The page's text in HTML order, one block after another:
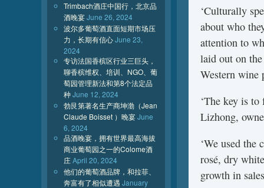
‘Culturally
about who
attention to
laid out on
Western wine
‘The key is
Lizhong,
‘We used
rosé, dry
growth in
Trimbach酒庄中国行，北京品
酒晚宴June 26, 2024
波尔多葡萄酒直面短期市场压
力，长期有信心June 23,
2024
专访法国香槟区行业三巨头，
聊香槟维权、培训、NGO、葡
萄园管理新法和第8个法定品
种June 12, 2024
勃艮第著名生产商坤渤（Jean
Claude Boisset ）晚宴June
6, 2024
品酒晚宴，拥有世界最高海拔
商业葡萄园之一的Colome酒
庄April 20, 2024
他们的葡萄酒品牌，和拉菲、
奔富有了相似遭遇 January